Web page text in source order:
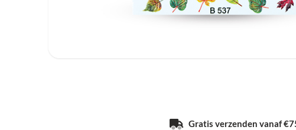
Gratis verzenden vanaf